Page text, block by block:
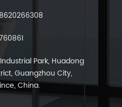
Park, Huadong
Guangzhou City,
China.